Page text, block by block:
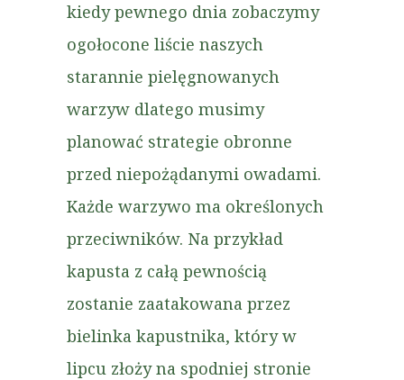
kiedy pewnego dnia zobaczymy
ogołocone liście naszych
starannie pielęgnowanych
warzyw dlatego musimy
planować strategie obronne
przed niepożądanymi owadami.
Każde warzywo ma określonych
przeciwników. Na przykład
kapusta z całą pewnością
zostanie zaatakowana przez
bielinka kapustnika, który w
lipcu złoży na spodniej stronie